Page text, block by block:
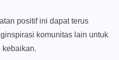
positif ini dapat terus
komunitas lain untuk
kebaikan.